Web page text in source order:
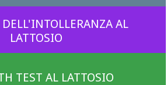
AL
LATTOSIO
TEST AL LATTOSIO